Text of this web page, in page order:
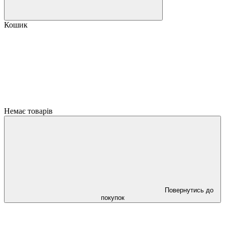
Кошик
Немає товарів
Повернутись до
покупок